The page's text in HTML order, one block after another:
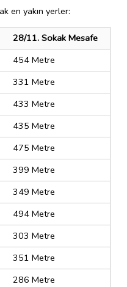
en yakın yerler:
28/11. Sokak Mesafe
454 Metre
331 Metre
433 Metre
435 Metre
475 Metre
399 Metre
349 Metre
494 Metre
303 Metre
351 Metre
286 Metre